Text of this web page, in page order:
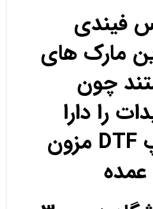
فیندی
مارک های
چون
را دارا
هستند چاپ DTF مزون